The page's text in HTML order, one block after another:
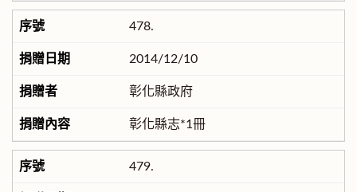
478.
2014/12/10
彰化縣政府
彰化縣志*1冊
479.